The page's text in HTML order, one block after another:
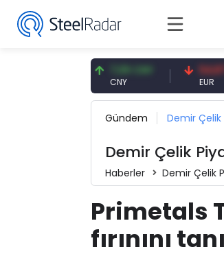
7,09 CNY 54,87 EUR
Gündem Demir Çelik
Demir Çelik
Haberler Demir Çelik
Primetals
fırınını